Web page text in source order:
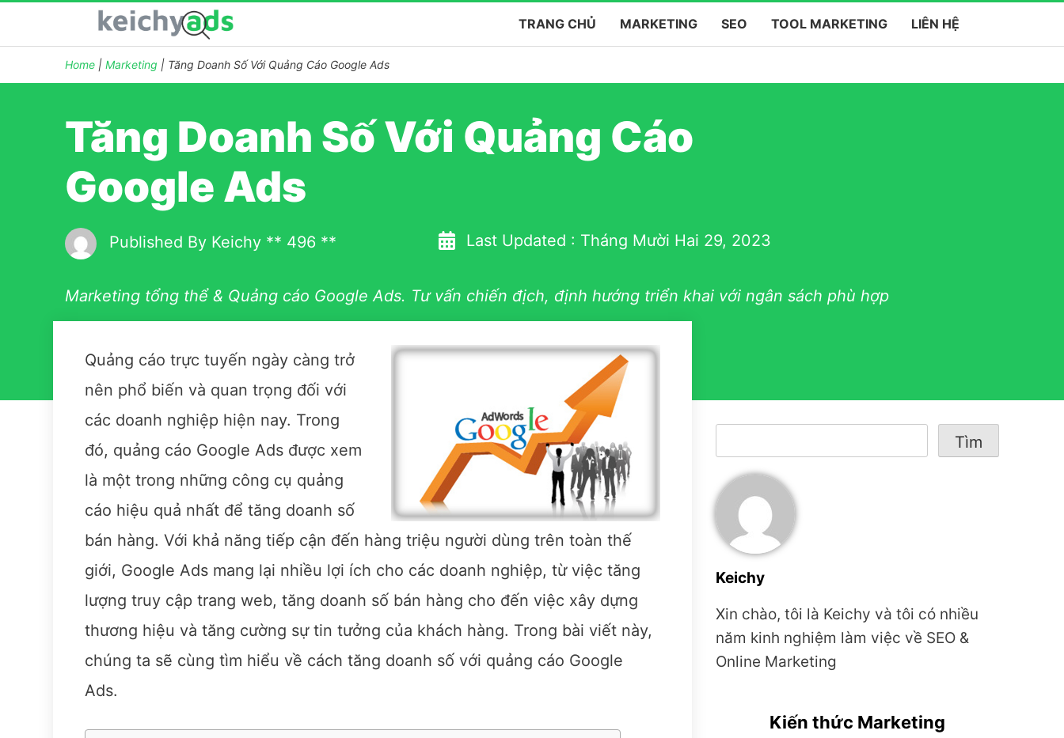
TRANG CHỦ MARKETING SEO TOOL MARKETING LIÊN HỆ
Home | Marketing | Tăng Doanh Số Với Quảng Cáo Google Ads
Tăng Doanh Số Với Quảng Cáo
Google Ads
Published By Keichy ** 496 ** Last Updated : Tháng Mười Hai 29, 2023
Marketing tổng thể & Quảng cáo Google Ads. Tư vấn chiến địch, định hướng triển khai với ngân sách phù hợp
Quảng cáo trực tuyến ngày càng trở
nên phổ biến và quan trọng đối với
các doanh nghiệp hiện nay. Trong
đó, quảng cáo Google Ads được xem
là một trong những công cụ quảng
cáo hiệu quả nhất để tăng doanh số
bán hàng. Với khả năng tiếp cận đến hàng triệu người dùng trên toàn thế
giới, Google Ads mang lại nhiều lợi ích cho các doanh nghiệp, từ việc tăng
lượng truy cập trang web, tăng doanh số bán hàng cho đến việc xây dựng
thương hiệu và tăng cường sự tin tưởng của khách hàng. Trong bài viết này,
chúng ta sẽ cùng tìm hiểu về cách tăng doanh số với quảng cáo Google
Ads.
Tìm
Keichy
Xin chào, tôi là Keichy và tôi có nhiều
năm kinh nghiệm làm việc về SEO &
Online Marketing
Kiến thức Marketing